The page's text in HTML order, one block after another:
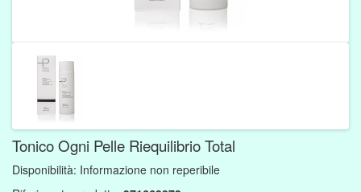
Tonico Ogni Pelle Riequilibrio Total
Disponibilità: Informazione non reperibile